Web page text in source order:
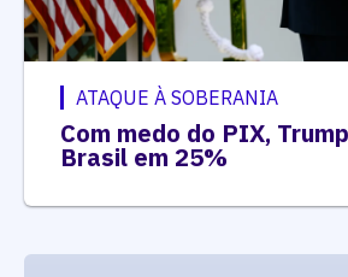
ATAQUE À SOBERANIA
Com medo do PIX,
Brasil em 25%